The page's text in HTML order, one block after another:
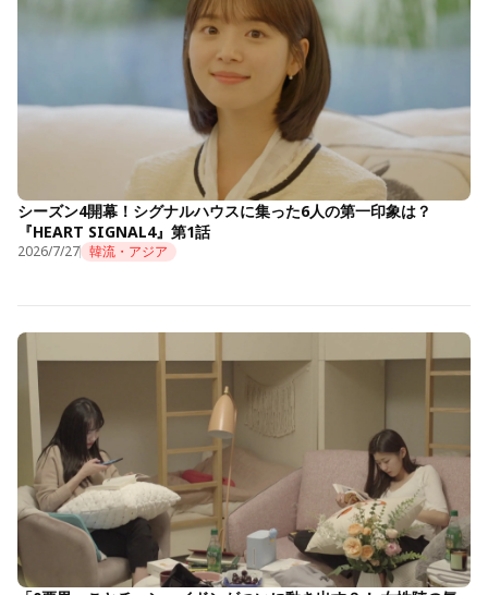
シーズン4開幕！シグナルハウスに集った6人の第一印象は？
『HEART SIGNAL4』第1話
2026/7/27 韓流・アジア